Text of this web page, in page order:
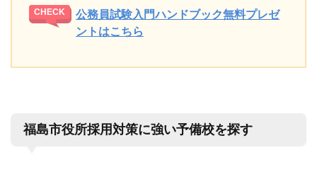
公務員試験入門ハンドブック無料プレゼ
ントはこちら
福島市役所採用対策に強い予備校を探す